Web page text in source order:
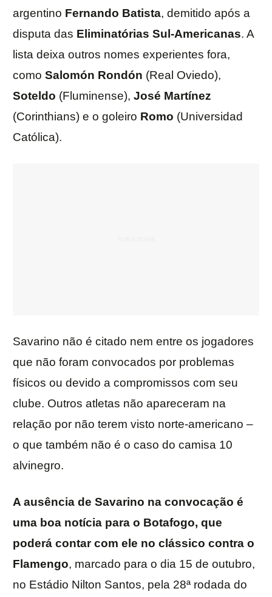
argentino Fernando Batista, demitido após a
disputa das Eliminatórias Sul-Americanas. A
lista deixa outros nomes experientes fora,
como Salomón Rondón (Real Oviedo),
Soteldo (Fluminense), José Martínez
(Corinthians) e o goleiro Romo (Universidad
Católica).
Savarino não é citado nem entre os jogadores
que não foram convocados por problemas
físicos ou devido a compromissos com seu
clube. Outros atletas não apareceram na
relação por não terem visto norte-americano –
o que também não é o caso do camisa 10
alvinegro.
A ausência de Savarino na convocação é
uma boa notícia para o Botafogo, que
poderá contar com ele no clássico contra o
Flamengo, marcado para o dia 15 de outubro,
no Estádio Nilton Santos, pela 28ª rodada do